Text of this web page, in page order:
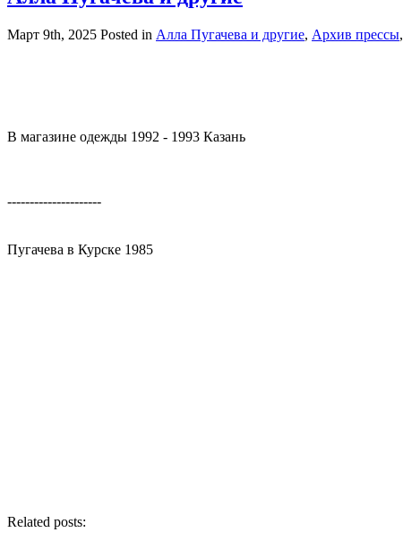
Март 9th, 2025 Posted in Алла Пугачева и другие, Архив прессы,
В магазине одежды 1992 - 1993 Казань
---------------------
Пугачева в Курске 1985
Related posts: